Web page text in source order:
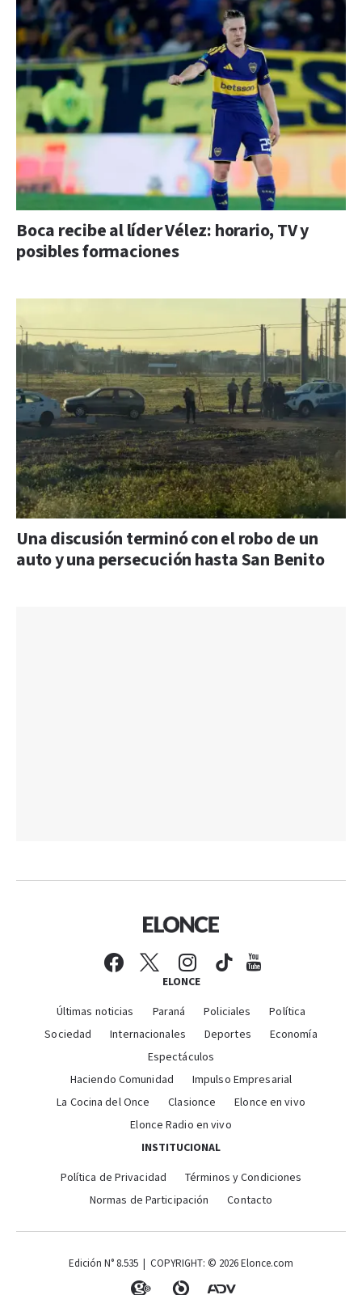
Boca recibe al líder Vélez: horario, TV y
posibles formaciones
Una discusión terminó con el robo de un
auto y una persecución hasta San Benito
ELONCE
Últimas noticias Paraná Policiales
Política
Sociedad
Internacionales Deportes
Economía
Espectáculos
Haciendo Comunidad
Impulso Empresarial
La Cocina del Once
Clasionce
Elonce en vivo
Elonce Radio en vivo
INSTITUCIONAL
Política de Privacidad
Términos y Condiciones
Normas de Participación
Contacto
Edición N° 8.535 | COPYRIGHT: © 2026 Elonce.com